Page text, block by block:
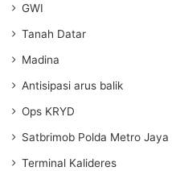
GWI
Tanah Datar
Madina
Antisipasi arus balik
Ops KRYD
Satbrimob Polda Metro Jaya
Terminal Kalideres